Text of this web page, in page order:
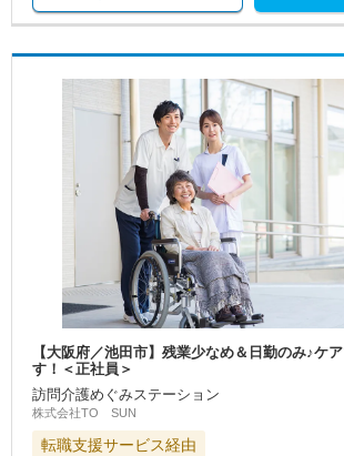
【大阪府／池田市】残業少なめ＆日勤のみ♪ケ
す！＜正社員＞
訪問介護めぐみステーション
株式会社TO SUN
転職支援サービス経由